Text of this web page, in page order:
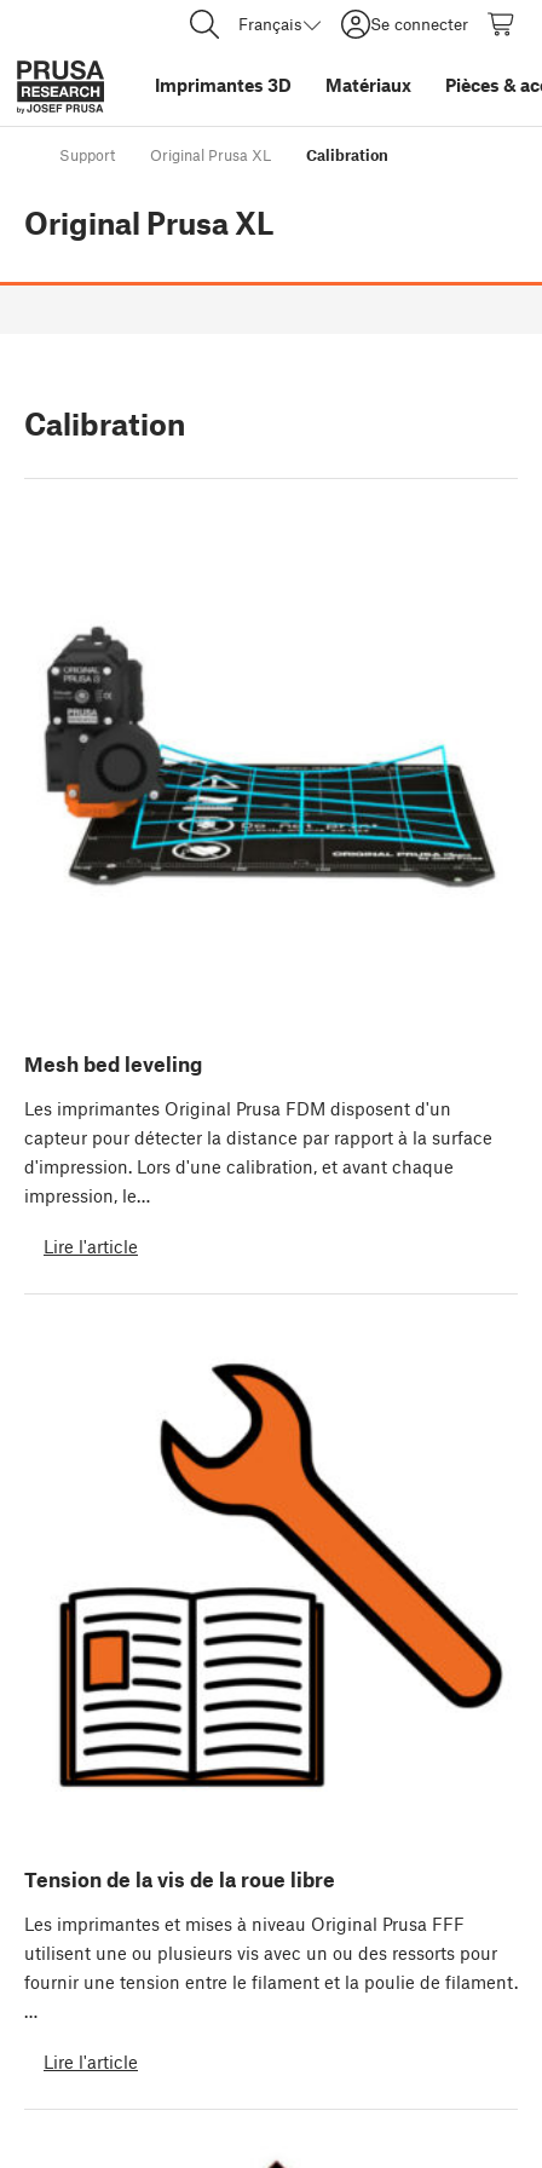
Français Se connecter
Imprimantes 3D Matériaux Pièces &
Support Original Prusa XL Calibration
Original Prusa XL
Calibration
Mesh bed leveling
Les imprimantes Original Prusa FDM disposent d'un
capteur pour détecter la distance par rapport à la surface
d'impression. Lors d'une calibration, et avant chaque
impression, le…
Lire l'article
Tension de la vis de la roue libre
Les imprimantes et mises à niveau Original Prusa FFF
utilisent une ou plusieurs vis avec un ou des ressorts pour
fournir une tension entre le filament et la poulie de filament.
…
Lire l'article